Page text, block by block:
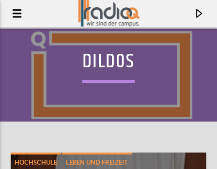
DILDOS
HOCHSCHULE LEBEN UND FREIZEIT